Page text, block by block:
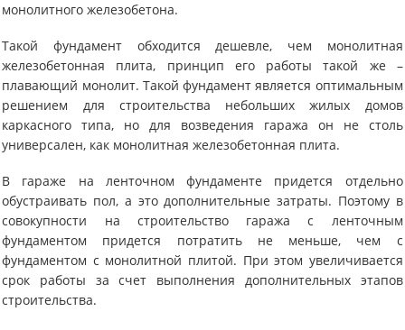
монолитного железобетона.
Такой фундамент обходится дешевле, чем монолитная
железобетонная плита, принцип его работы такой же –
плавающий монолит. Такой фундамент является оптимальным
решением для строительства небольших жилых домов
каркасного типа, но для возведения гаража он не столь
универсален, как монолитная железобетонная плита.
В гараже на ленточном фундаменте придется отдельно
обустраивать пол, а это дополнительные затраты. Поэтому в
совокупности на строительство гаража с ленточным
фундаментом придется потратить не меньше, чем с
фундаментом с монолитной плитой. При этом увеличивается
срок работы за счет выполнения дополнительных этапов
строительства.